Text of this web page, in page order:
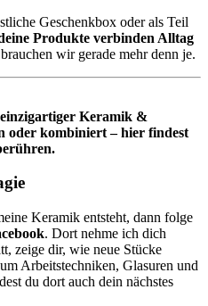
Geschenkbox oder als Teil
Produkte verbinden Alltag
wir gerade mehr denn je.
Keramik &
oder kombiniert – hier findest
Keramik entsteht, dann folge
. Dort nehme ich dich
zeige dir, wie neue Stücke
Arbeitstechniken, Glasuren und
du dort auch dein nächstes